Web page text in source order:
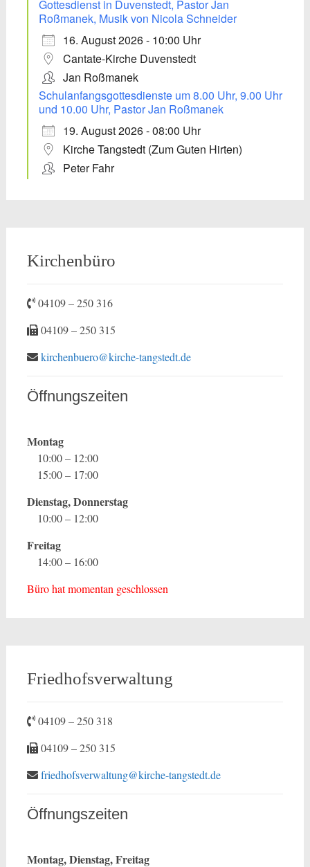
Gottesdienst in Duvenstedt, Pastor Jan
Roßmanek, Musik von Nicola Schneider
16. August 2026 - 10:00 Uhr
Cantate-Kirche Duvenstedt
Jan Roßmanek
Schulanfangsgottesdienste um 8.00 Uhr, 9.00 Uhr
und 10.00 Uhr, Pastor Jan Roßmanek
19. August 2026 - 08:00 Uhr
Kirche Tangstedt (Zum Guten Hirten)
Peter Fahr
Kirchenbüro
04109 – 250 316
04109 – 250 315
kirchenbuero@kirche-tangstedt.de
Öffnungszeiten
Montag
10:00 – 12:00
15:00 – 17:00
Dienstag, Donnerstag
10:00 – 12:00
Freitag
14:00 – 16:00
Büro hat momentan geschlossen
Friedhofsverwaltung
04109 – 250 318
04109 – 250 315
friedhofsverwaltung@kirche-tangstedt.de
Öffnungszeiten
Montag, Dienstag, Freitag